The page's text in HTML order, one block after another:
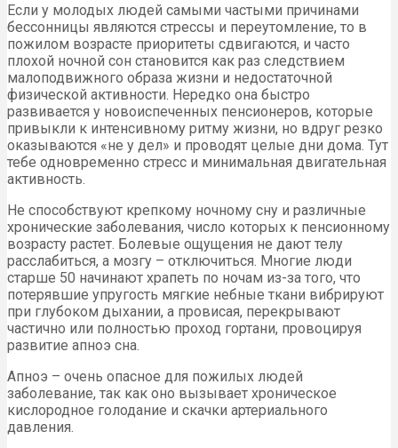
Если у молодых людей самыми частыми причинами
бессонницы являются стрессы и переутомление, то в
пожилом возрасте приоритеты сдвигаются, и часто
плохой ночной сон становится как раз следствием
малоподвижного образа жизни и недостаточной
физической активности. Нередко она быстро
развивается у новоиспеченных пенсионеров, которые
привыкли к интенсивному ритму жизни, но вдруг резко
оказываются «не у дел» и проводят целые дни дома. Тут
тебе одновременно стресс и минимальная двигательная
активность.
Не способствуют крепкому ночному сну и различные
хронические заболевания, число которых к пенсионному
возрасту растет. Болевые ощущения не дают телу
расслабиться, а мозгу – отключиться. Многие люди
старше 50 начинают храпеть по ночам из-за того, что
потерявшие упругость мягкие небные ткани вибрируют
при глубоком дыхании, а провисая, перекрывают
частично или полностью проход гортани, провоцируя
развитие апноэ сна.
Апноэ – очень опасное для пожилых людей
заболевание, так как оно вызывает хроническое
кислородное голодание и скачки артериального
давления.